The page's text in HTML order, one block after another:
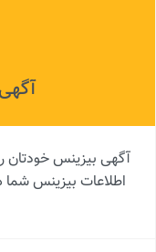
آگهی بیزینس خودتان
اطلاعات بیزینس